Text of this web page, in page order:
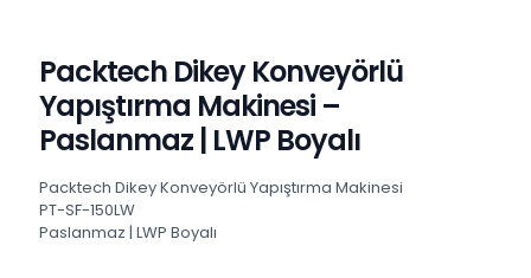
Packtech Dikey Konveyörlü
Yapıştırma Makinesi –
Paslanmaz | LWP Boyalı
Packtech Dikey Konveyörlü Yapıştırma Makinesi
PT-SF-150LW
Paslanmaz | LWP Boyalı